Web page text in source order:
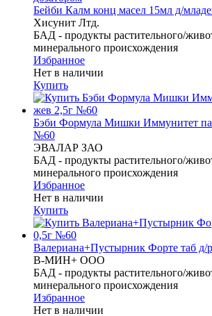
Бейби Калм конц масел 15мл д/
Хисунит Лтд.
БАД - продукты растительного/
минерального происхождения
Избранное
Нет в наличии
Купить
Бэби Формула Мишки Иммунитет
№60
ЭВАЛАР ЗАО
БАД - продукты растительного/
минерального происхождения
Избранное
Нет в наличии
Купить
Валериана+Пустырник Форте таб д/
В-МИН+ ООО
БАД - продукты растительного/
минерального происхождения
Избранное
Нет в наличии